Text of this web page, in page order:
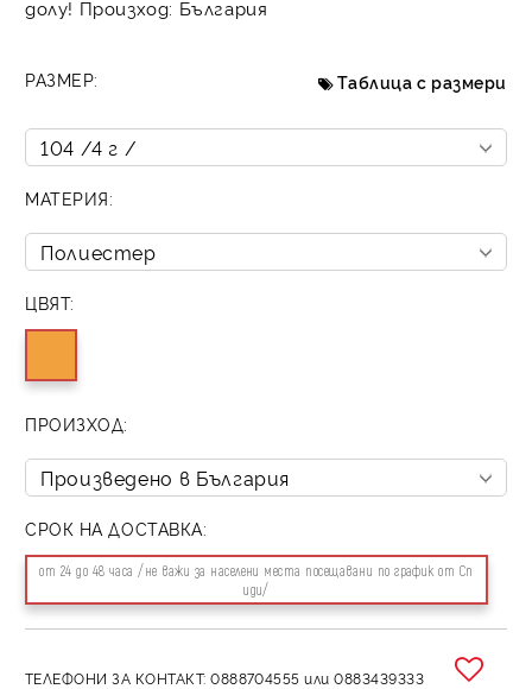
долу! Произход: България
РАЗМЕР: Таблица с размери
МАТЕРИЯ:
ЦВЯТ:
ПРОИЗХОД:
СРОК НА ДОСТАВКА:
от 24 до 48 часа /не важи за населени места посещавани по график от Сп
иди/
ТЕЛЕФОНИ ЗА КОНТАКТ: 0888704555 или 0883439333